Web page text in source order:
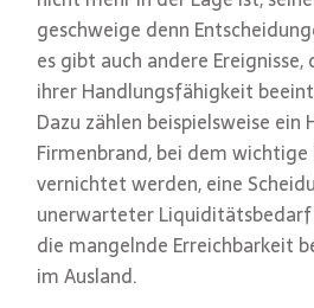
geschweige denn
es gibt auch andere Ereignisse,
ihrer Handlungsfähigkeit
Dazu zählen beispielsweise ein
Firmenbrand, bei dem
vernichtet werden, eine
unerwarteter
die mangelnde Erreichbarkeit
im Ausland.